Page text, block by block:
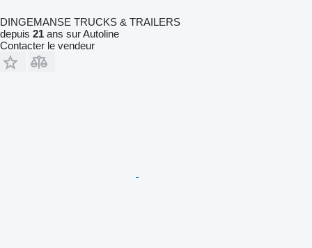
DINGEMANSE TRUCKS & TRAILERS
depuis 21 ans sur Autoline
Contacter le vendeur